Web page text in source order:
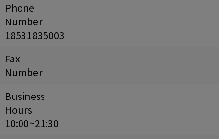
Phone
Number
18531835003
Fax
Number
Business
Hours
10:00~21:30